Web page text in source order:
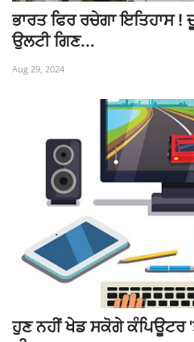
ਭਾਰਤ ਫਿਰ ਰਚੇਗਾ ਇਤਿਹਾਸ
ਉਲਟੀ ਗਿਣ...
Aug 29, 2024
ਹੁਣ ਨਹੀਂ ਖੇਡ ਸਕੋਗੇ ਕੰਪਿਊਟਰ